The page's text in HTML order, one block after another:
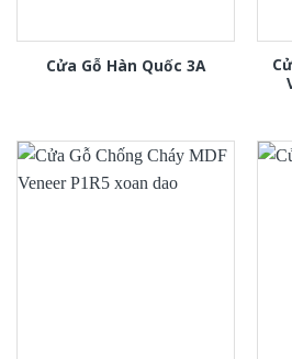
Cửa Gỗ Hàn Quốc 3A